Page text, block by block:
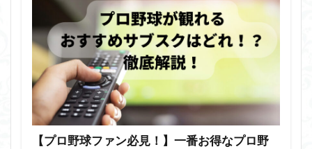
【プロ野球ファン必見！】一番お得なプロ野